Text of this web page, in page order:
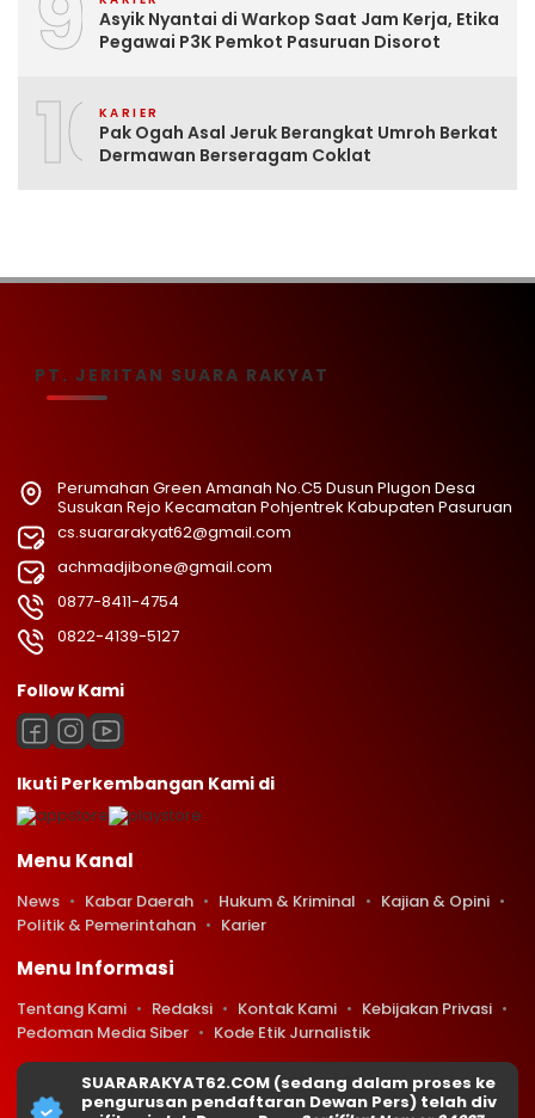
Asyik Nyantai di Warkop Saat Jam Kerja, Etika
Pegawai P3K Pemkot Pasuruan Disorot
10KARIER
Pak Ogah Asal Jeruk Berangkat Umroh Berkat
Dermawan Berseragam Coklat
PT. JERITAN SUARA RAKYAT
Perumahan Green Amanah No.C5 Dusun Plugon Desa
Susukan Rejo Kecamatan Pohjentrek Kabupaten Pasuruan
cs.suararakyat62@gmail.com
achmadjibone@gmail.com
0877-8411-4754
0822-4139-5127
Follow Kami
Ikuti Perkembangan Kami di
Menu Kanal
News Kabar Daerah Hukum & Kriminal
Kajian & Opini
Politik & Pemerintahan
Karier
Menu Informasi
Tentang Kami Redaksi Kontak Kami
Kebijakan Privasi
Pedoman Media Siber
Kode Etik Jurnalistik
SUARARAKYAT62.COM (sedang dalam proses ke
pengurusan pendaftaran Dewan Pers) telah div